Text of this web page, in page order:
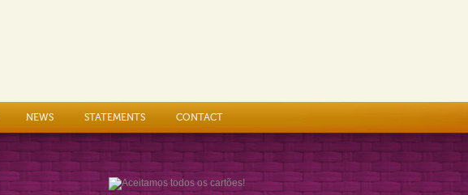
NEWS STATEMENTS CONTACT